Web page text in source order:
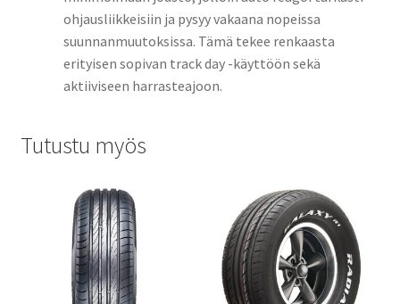
ohjausliikkeisiin ja pysyy vakaana nopeissa
suunnanmuutoksissa. Tämä tekee renkaasta
erityisen sopivan track day -käyttöön sekä
aktiiviseen harrasteajoon.
Tutustu myös